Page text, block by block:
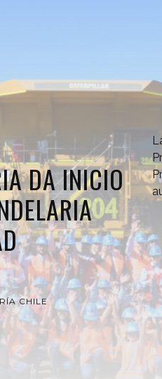
DA INICIO
CHILE